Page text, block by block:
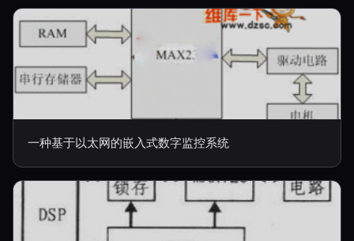
一种基于以太网的嵌入式数字监控系统